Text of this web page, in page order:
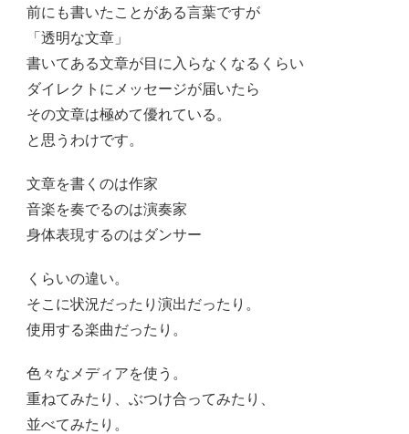
前にも書いたことがある言葉ですが
「透明な文章」
書いてある文章が目に入らなくなるくらい
ダイレクトにメッセージが届いたら
その文章は極めて優れている。
と思うわけです。
文章を書くのは作家
音楽を奏でるのは演奏家
身体表現するのはダンサー
くらいの違い。
そこに状況だったり演出だったり。
使用する楽曲だったり。
色々なメディアを使う。
重ねてみたり、ぶつけ合ってみたり、
並べてみたり。